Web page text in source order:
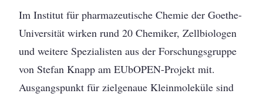
Im Institut für pharmazeutische Chemie der Goethe-
Universität wirken rund 20 Chemiker, Zellbiologen
und weitere Spezialisten aus der Forschungsgruppe
von Stefan Knapp am EUbOPEN-Projekt mit.
Ausgangspunkt für zielgenaue Kleinmoleküle sind